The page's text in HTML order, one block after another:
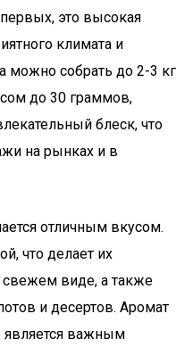
это высокая
климата и
можно собрать до 2-3 кг
до 30 граммов,
блеск, что
на рынках и в
отличным вкусом.
что делает их
виде, а также
и десертов. Аромат
является важным